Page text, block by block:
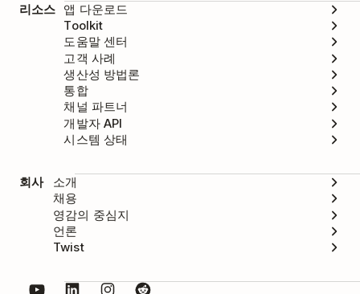
리소스 앱 다운로드
Toolkit
도움말 센터
고객 사례
생산성 방법론
통합
채널 파트너
개발자 API
시스템 상태
회사
소개
채용
영감의 중심지
언론
Twist